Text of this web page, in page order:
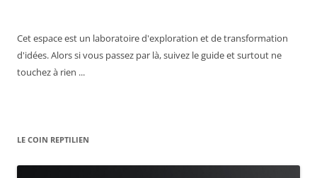
Cet espace est un laboratoire d'exploration et de transformation
d'idées. Alors si vous passez par là, suivez le guide et surtout ne
touchez à rien ...
LE COIN REPTILIEN